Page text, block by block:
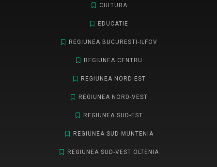
CULTURA
EDUCATIE
REGIUNEA BUCURESTI-ILFOV
REGIUNEA CENTRU
REGIUNEA NORD-EST
REGIUNEA NORD-VEST
REGIUNEA SUD-EST
REGIUNEA SUD-MUNTENIA
REGIUNEA SUD-VEST OLTENIA